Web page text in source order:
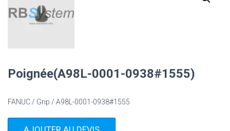
Poignée(A98L-0001-0938#1555)
FANUC / Grip / A98L-0001-0938#1555